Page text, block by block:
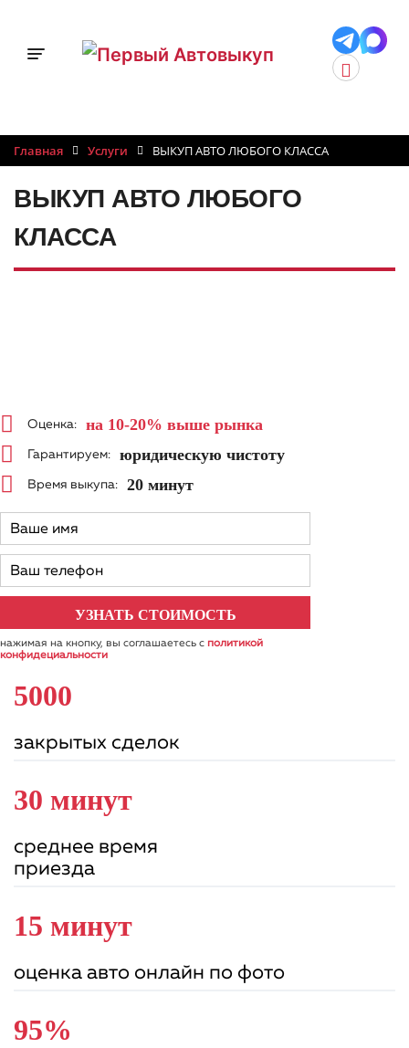
Toggle navigation
ВЫКУП АВТО ЛЮБОГО
КЛАССА
Главная Услуги ВЫКУП АВТО ЛЮБОГО КЛАССА
Оценка: на 10-20% выше рынка
Гарантируем: юридическую чистоту
Время выкупа: 20 минут
нажимая на кнопку, вы соглашаетесь с политикой
конфидециальности
5000
закрытых сделок
30 минут
среднее время
приезда
15 минут
оценка авто онлайн по фото
95%